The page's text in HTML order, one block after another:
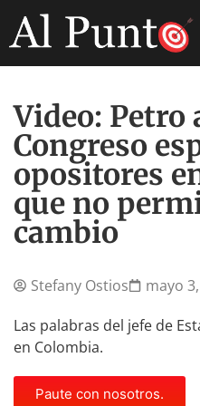
Video: Petro
Congreso
opositores
que no
cambio
Stefany Ostios mayo
Las palabras del jefe de
en Colombia.
Paute con nosotros.